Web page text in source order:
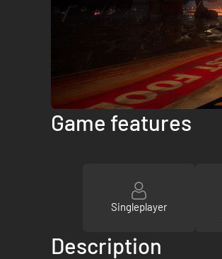
Game features
Singleplayer
Description